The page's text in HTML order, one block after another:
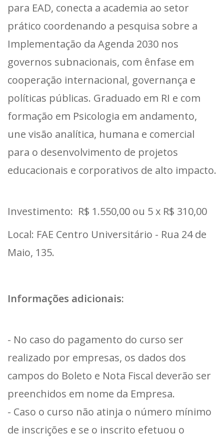
para EAD, conecta a academia ao setor
prático coordenando a pesquisa sobre a
Implementação da Agenda 2030 nos
governos subnacionais, com ênfase em
cooperação internacional, governança e
políticas públicas. Graduado em RI e com
formação em Psicologia em andamento,
une visão analítica, humana e comercial
para o desenvolvimento de projetos
educacionais e corporativos de alto impacto.
Investimento: R$ 1.550,00 ou 5 x R$ 310,00
Local: FAE Centro Universitário - Rua 24 de
Maio, 135.
Informações adicionais:
- No caso do pagamento do curso ser
realizado por empresas, os dados dos
campos do Boleto e Nota Fiscal deverão ser
preenchidos em nome da Empresa.
- Caso o curso não atinja o número mínimo
de inscrições e se o inscrito efetuou o